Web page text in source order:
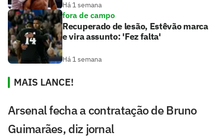
Há 1 semana
fora de campo
Recuperado de lesão, Estêvão marca
e vira assunto: 'Fez falta'
Há 1 semana
MAIS LANCE!
Arsenal fecha a contratação de Bruno
Guimarães, diz jornal